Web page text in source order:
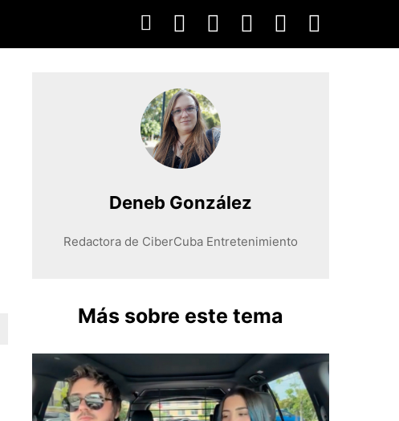
Deneb González
Redactora de CiberCuba Entretenimiento
Más sobre este tema